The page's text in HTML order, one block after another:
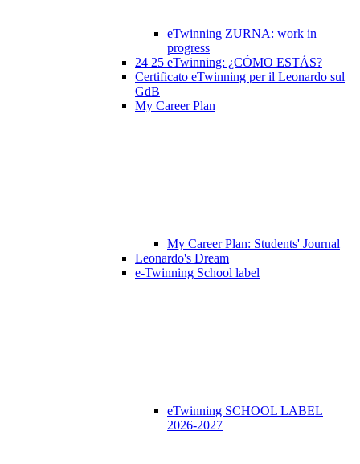
eTwinning ZURNA: work in
progress
24 25 eTwinning: ¿CÓMO ESTÁS?
Certificato eTwinning per il Leonardo sul
GdB
My Career Plan
My Career Plan: Students' Journal
Leonardo's Dream
e-Twinning School label
eTwinning SCHOOL LABEL
2026-2027